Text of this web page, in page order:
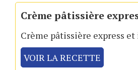
Crème pâtissière
Crème pâtissière express
VOIR LA RECETTE